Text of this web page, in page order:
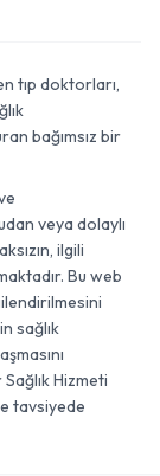
tıp doktorları,
bağımsız bir
veya dolaylı
ilgili
Bu web
sağlık
Hizmeti
tavsiyede